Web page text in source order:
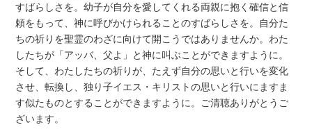
すばらしさを。幼子が自分を愛してくれる両親に抱く確信と信
頼をもって、神に呼びかけられることのすばらしさを。自分た
ちの祈りを聖霊のわざに向けて開こうではありませんか。わた
したちが「アッバ、父よ」と神に叫ぶことができますように。
そして、わたしたちの祈りが、たえず自分の思いと行いを変化
させ、転換し、独り子イエス・キリストの思いと行いにますま
す似たものとすることができますように。ご清聴ありがとうご
ざいます。